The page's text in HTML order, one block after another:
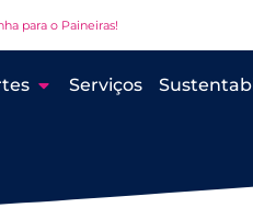
para o Paineiras!
Serviços